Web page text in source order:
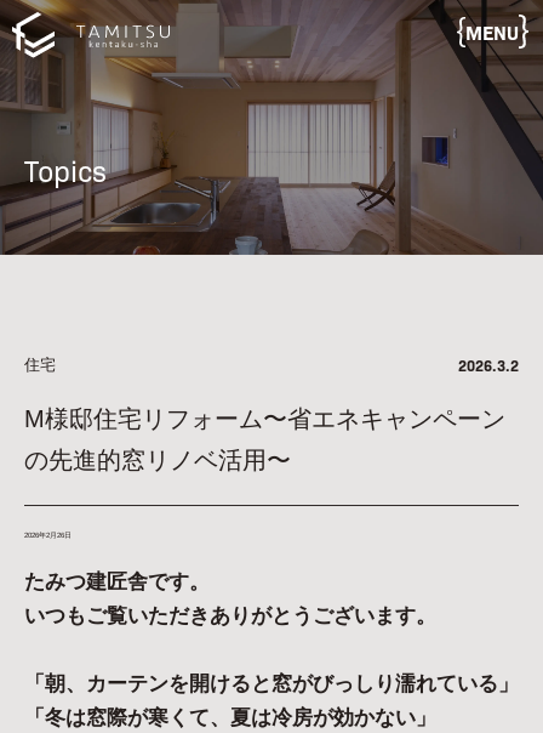
MENU
Topics
住宅 2026.3.2
M様邸住宅リフォーム〜省エネキャンペーン
の先進的窓リノベ活用〜
2026年2月26日
たみつ建匠舎です。
いつもご覧いただきありがとうございます。
「朝、カーテンを開けると窓がびっしり濡れている」
「冬は窓際が寒くて、夏は冷房が効かない」